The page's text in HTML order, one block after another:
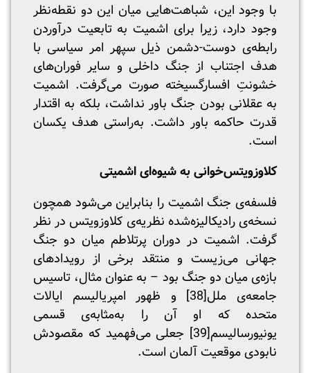
با وجود این، شباهت‌هایی میان این دو نقطه‌نظر
وجود دارد، زیرا برای اشمیت به تابعیت درآوردن
رابطه‌ی دوست-دشمن ذیل سپهر امر سیاسی با
هدف اجتناب از جنگ داخلی و سایر فوران‌های
خشونتِ افسارگسیخته صورت می‌گرفت. اشمیت
به عقلانی بودن جنگ باور نداشت، بلکه به اقتدار
قدرت حاکمه باور داشت. به‌راستی هدف یکسان
است.
کلاوزویتس‌خوانی به شیوه‌ای اشمیتی
فلسفه‌ی جنگ اشمیت را بنابراین می‌شود همچون
نسخه‌‌ی رادیکالیزه‌شده‌ نظریه‌ی کلاوزویتس در نظر
گرفت. اشمیت در دوران پرتلاطم میان دو جنگ
جهانی می‌زیست و منتقد برخی از رویدادهای
بازه‌ی میان دو جنگ بود – به عنوان مثال، تاسیس
جامعه‌ی ملل[38]
و ظهور امپریالیسم ایالات
متحده که او آن را به‌مثابه‌ی قسمی
یونیورسالیسم[39]
جعلی می‌فهمید که مقصودش
نابودی موقعیت آلمان است.